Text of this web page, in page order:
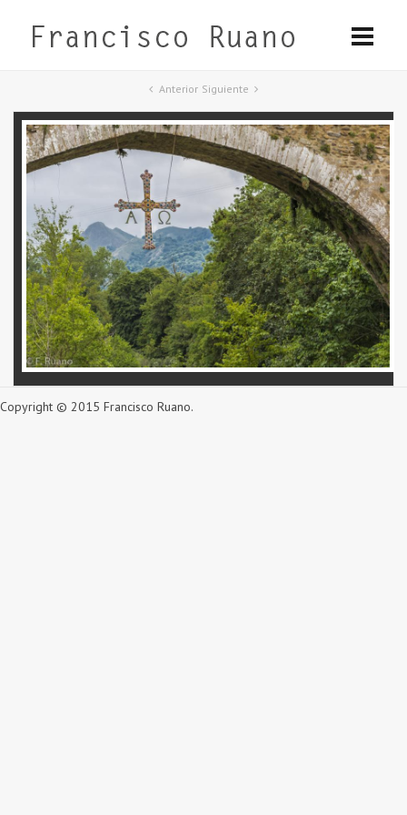
Anterior Siguiente
Copyright © 2015 Francisco Ruano.